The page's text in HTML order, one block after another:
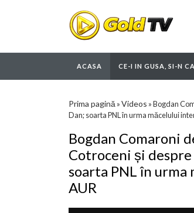
ACASA CE-I IN GUSA, SI-N
Prima pagină »Videos »Bogdan
Dan; soarta PNL în urma măcelului
Bogdan Comaroni
Cotroceni și
soarta PNL în
AUR